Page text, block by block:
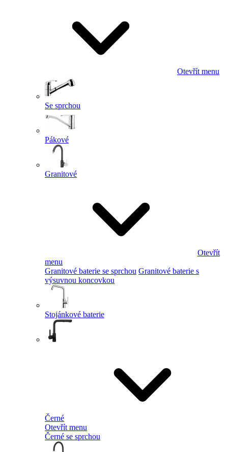
Otevřít menu
Se sprchou
Pákové
Granitové
Otevřít
menu
Granitové baterie se sprchou Granitové baterie s
výsuvnou koncovkou
Stojánkové baterie
Černé
Otevřít menu
Černé se sprchou